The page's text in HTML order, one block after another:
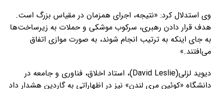
وی استدلال کرد: «نتیجه، اجرای همزمان در مقیاس بزرگ است.
هدف قرار دادن رهبری، سرکوب موشکی و حملات به زیرساخت‌ها
به جای اینکه به ترتیب انجام شوند، به صورت موازی اتفاق
می‌افتند.»
دیوید لزلی(David Leslie)، استاد اخلاق، فناوری و جامعه در
دانشگاه «کوئین مری لندن» نیز در اظهاراتی به گاردین هشدار داد